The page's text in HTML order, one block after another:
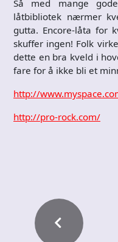
Så med mange
låtbibliotek nærmer
gutta. Encore-låta for
skuffer ingen! Folk
dette en bra kveld i
fare for å ikke bli et
http://
http://pro-rock.com/